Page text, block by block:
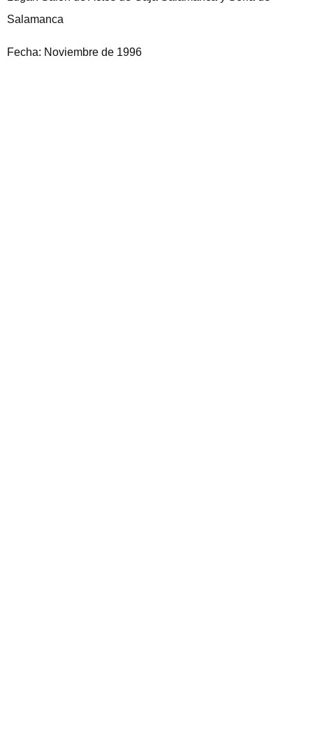
Salamanca
Fecha: Noviembre de 1996